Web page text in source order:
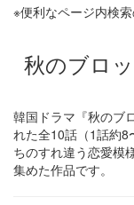
※便利なページ内検
秋のブロ
韓国ドラマ『秋のブ
れた全10話（1話約8
ちのすれ違う恋愛模
集めた作品です。